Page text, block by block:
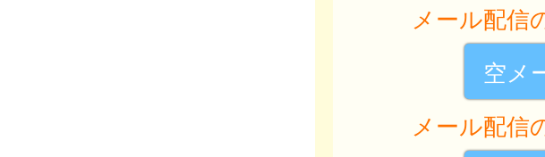
メール配信
空メ
メール配信